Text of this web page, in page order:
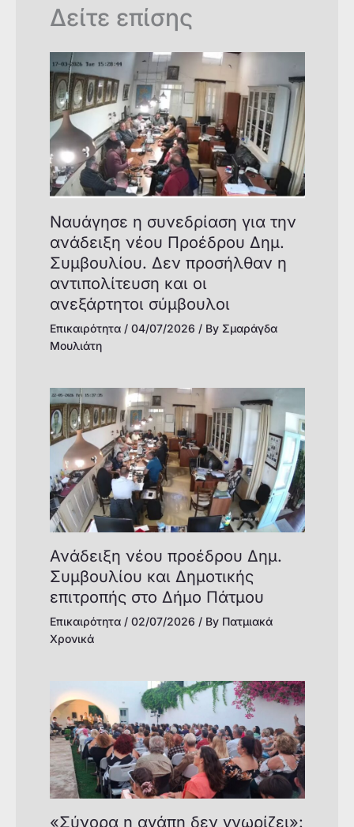
Δείτε επίσης
Ναυάγησε η συνεδρίαση για την
ανάδειξη νέου Προέδρου Δημ.
Συμβουλίου. Δεν προσήλθαν η
αντιπολίτευση και οι
ανεξάρτητοι σύμβουλοι
Επικαιρότητα/ 04/07/2026 / By Σμαράγδα
Μουλιάτη
Ανάδειξη νέου προέδρου Δημ.
Συμβουλίου και Δημοτικής
επιτροπής στο Δήμο Πάτμου
Επικαιρότητα/ 02/07/2026 / By Πατμιακά
Χρονικά
«Σύνορα η αγάπη δεν γνωρίζει»: